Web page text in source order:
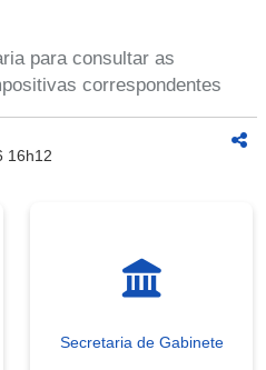
para consultar as
correspondentes
16h12
Secretaria de Gabinete